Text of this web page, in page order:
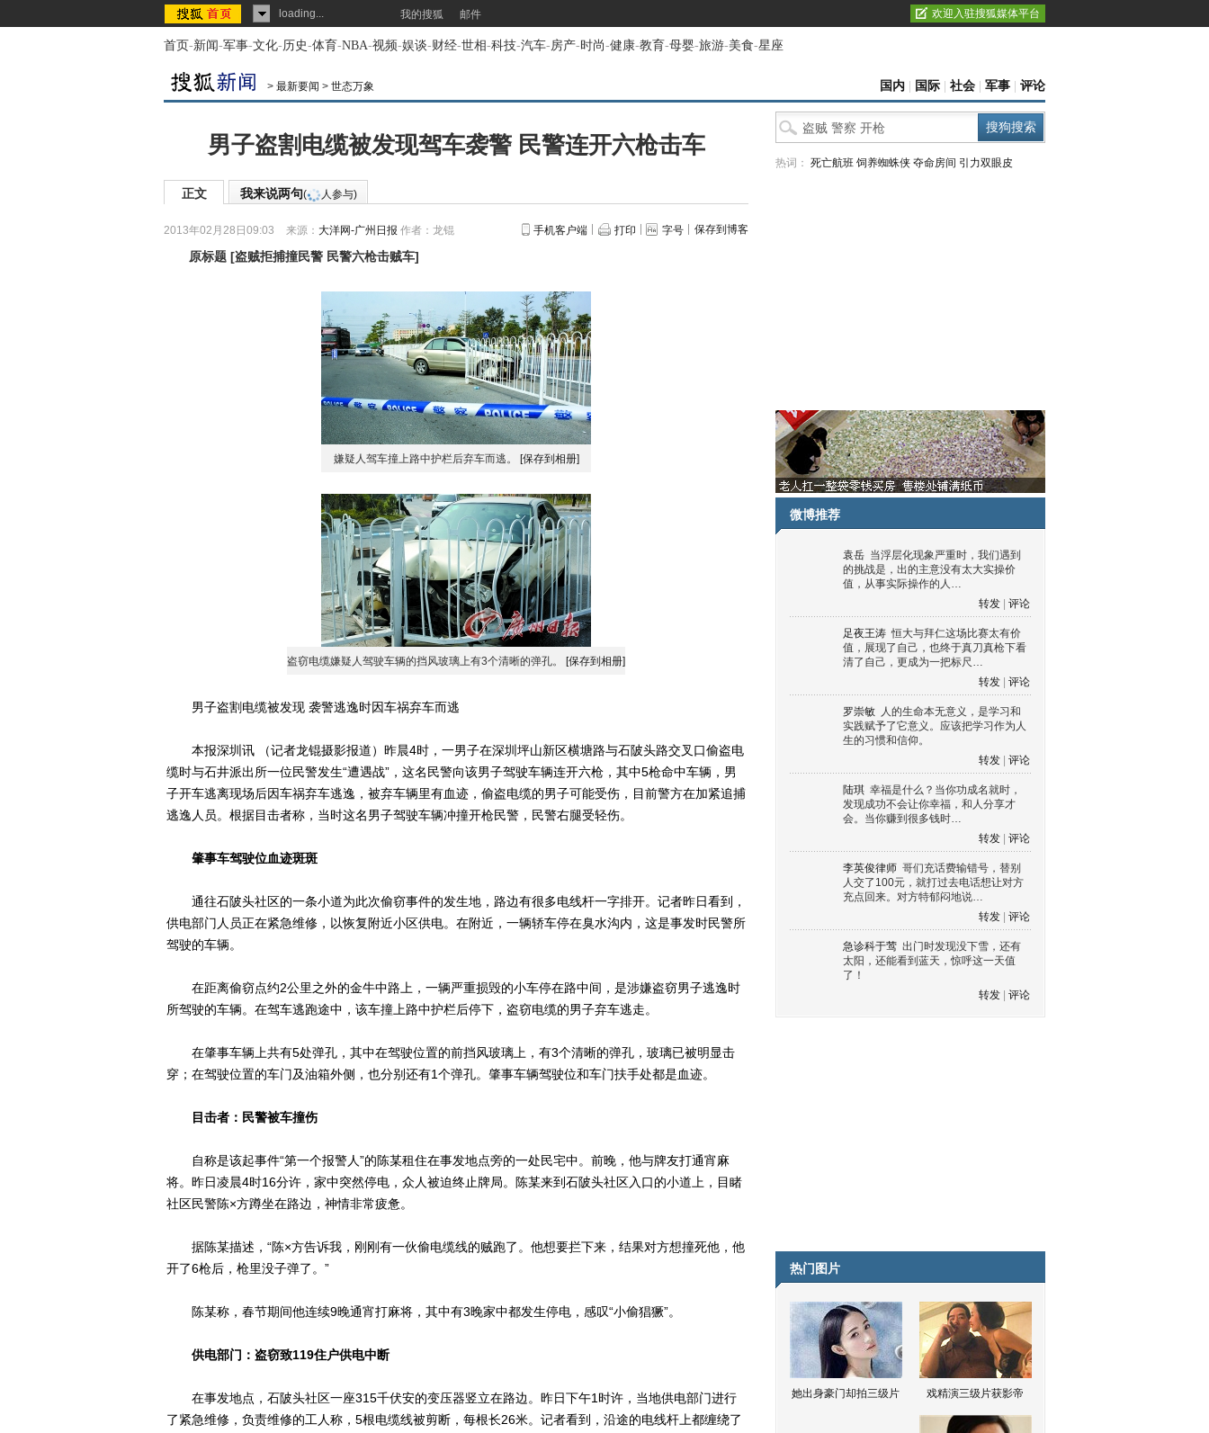
loading... 我的搜狐 邮件 欢迎入驻搜狐媒体平台
首页-新闻-军事-文化-历史-体育-NBA-视频-娱谈-财经-世相-科技-汽车-房产-时尚-健康-教育-母婴-旅游-美食-星座
> 最新要闻 > 世态万象 国内 国际 社会 军事 评论
男子盗割电缆被发现驾车袭警 民警连开六枪击车
正文 我来说两句( 人参与)
2013年02月28日09:03 来源： 大洋网-广州日报 作者：龙锟 手机客户端 打印 字号 保存到博客
原标题 [盗贼拒捕撞民警 民警六枪击贼车]
嫌疑人驾车撞上路中护栏后弃车而逃。 [保存到相册]
盗窃电缆嫌疑人驾驶车辆的挡风玻璃上有3个清晰的弹孔。 [保存到相册]
男子盗割电缆被发现 袭警逃逸时因车祸弃车而逃
本报深圳讯 （记者龙锟摄影报道）昨晨4时，一男子在深圳坪山新区横塘路与石陂头路交叉口偷盗电
缆时与石井派出所一位民警发生“遭遇战”，这名民警向该男子驾驶车辆连开六枪，其中5枪命中车辆，男
子开车逃离现场后因车祸弃车逃逸，被弃车辆里有血迹，偷盗电缆的男子可能受伤，目前警方在加紧追捕
逃逸人员。根据目击者称，当时这名男子驾驶车辆冲撞开枪民警，民警右腿受轻伤。
肇事车驾驶位血迹斑斑
通往石陂头社区的一条小道为此次偷窃事件的发生地，路边有很多电线杆一字排开。记者昨日看到，
供电部门人员正在紧急维修，以恢复附近小区供电。在附近，一辆轿车停在臭水沟内，这是事发时民警所
驾驶的车辆。
在距离偷窃点约2公里之外的金牛中路上，一辆严重损毁的小车停在路中间，是涉嫌盗窃男子逃逸时
所驾驶的车辆。在驾车逃跑途中，该车撞上路中护栏后停下，盗窃电缆的男子弃车逃走。
在肇事车辆上共有5处弹孔，其中在驾驶位置的前挡风玻璃上，有3个清晰的弹孔，玻璃已被明显击
穿；在驾驶位置的车门及油箱外侧，也分别还有1个弹孔。肇事车辆驾驶位和车门扶手处都是血迹。
目击者：民警被车撞伤
自称是该起事件“第一个报警人”的陈某租住在事发地点旁的一处民宅中。前晚，他与牌友打通宵麻
将。昨日凌晨4时16分许，家中突然停电，众人被迫终止牌局。陈某来到石陂头社区入口的小道上，目睹
社区民警陈×方蹲坐在路边，神情非常疲惫。
据陈某描述，“陈×方告诉我，刚刚有一伙偷电缆线的贼跑了。他想要拦下来，结果对方想撞死他，他
开了6枪后，枪里没子弹了。”
陈某称，春节期间他连续9晚通宵打麻将，其中有3晚家中都发生停电，感叹“小偷猖獗”。
供电部门：盗窃致119住户供电中断
在事发地点，石陂头社区一座315千伏安的变压器竖立在路边。昨日下午1时许，当地供电部门进行
了紧急维修，负责维修的工人称，5根电缆线被剪断，每根长26米。记者看到，沿途的电线杆上都缠绕了
热词： 死亡航班 饲养蜘蛛侠 夺命房间 引力双眼皮
微博推荐
袁岳 当浮层化现象严重时，我们遇到
的挑战是，出的主意没有太大实操价
值，从事实际操作的人…
转发
评论
足夜王涛 恒大与拜仁这场比赛太有价
值，展现了自己，也终于真刀真枪下看
清了自己，更成为一把标尺…
转发
评论
罗崇敏 人的生命本无意义，是学习和
实践赋予了它意义。应该把学习作为人
生的习惯和信仰。
转发
评论
陆琪 幸福是什么？当你功成名就时，
发现成功不会让你幸福，和人分享才
会。当你赚到很多钱时…
转发
评论
李英俊律师 哥们充话费输错号，替别
人交了100元，就打过去电话想让对方
充点回来。对方特郁闷地说…
转发
评论
急诊科于莺 出门时发现没下雪，还有
太阳，还能看到蓝天，惊呼这一天值
了！
转发
评论
热门图片
她出身豪门却拍三级片 戏精演三级片获影帝